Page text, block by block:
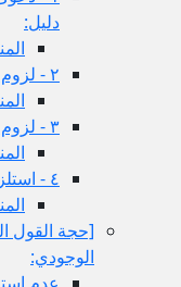
دليل:
٢ - لزوم القطع بالبقاء بناء على حجية الاستصحاب:
٣ - لزوم التناقض بناء على الحجية و المناقشة فيه:
٤ - استلزام القول بالحجية ترجيح بينة النافي:
[حجة القول
الوجودي: